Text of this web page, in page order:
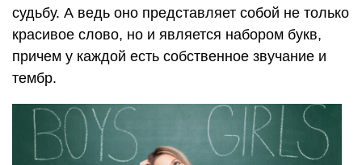
судьбу. А ведь оно представляет собой не только
красивое слово, но и является набором букв,
причем у каждой есть собственное звучание и
тембр.